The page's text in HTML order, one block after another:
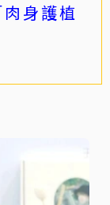
身護植